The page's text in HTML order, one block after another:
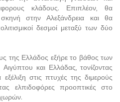
κλάδους. Επιπλέον, θα
σκηνή στην Αλεξάνδρεια και θα
δεσμοί μεταξύ των δύο
της Ελλάδος εξήρε το βάθος των
και Ελλάδας, τονίζοντας
στις πτυχές της διμερούς
ελπιδοφόρες προοπτικές στο